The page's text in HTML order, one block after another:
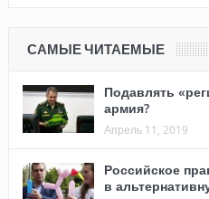
САМЫЕ ЧИТАЕМЫЕ
Подавлять
армия?
Апрель 11, 2019
Российское
в